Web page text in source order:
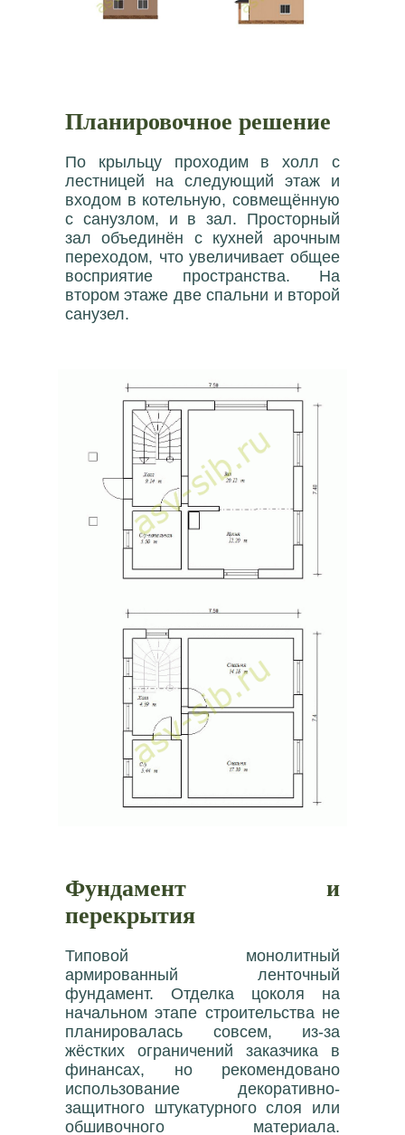
Планировочное решение
По крыльцу проходим в холл с
лестницей на следующий этаж и
входом в котельную, совмещённую
с санузлом, и в зал. Просторный
зал объединён с кухней арочным
переходом, что увеличивает общее
восприятие пространства. На
втором этаже две спальни и второй
санузел.
Фундамент и
перекрытия
Типовой монолитный
армированный ленточный
фундамент. Отделка цоколя на
начальном этапе строительства не
планировалась совсем, из-за
жёстких ограничений заказчика в
финансах, но рекомендовано
использование декоративно-
защитного штукатурного слоя или
обшивочного материала.